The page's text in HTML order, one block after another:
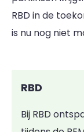
RBD in de
is nu nog niet
RBD
Bij RBD